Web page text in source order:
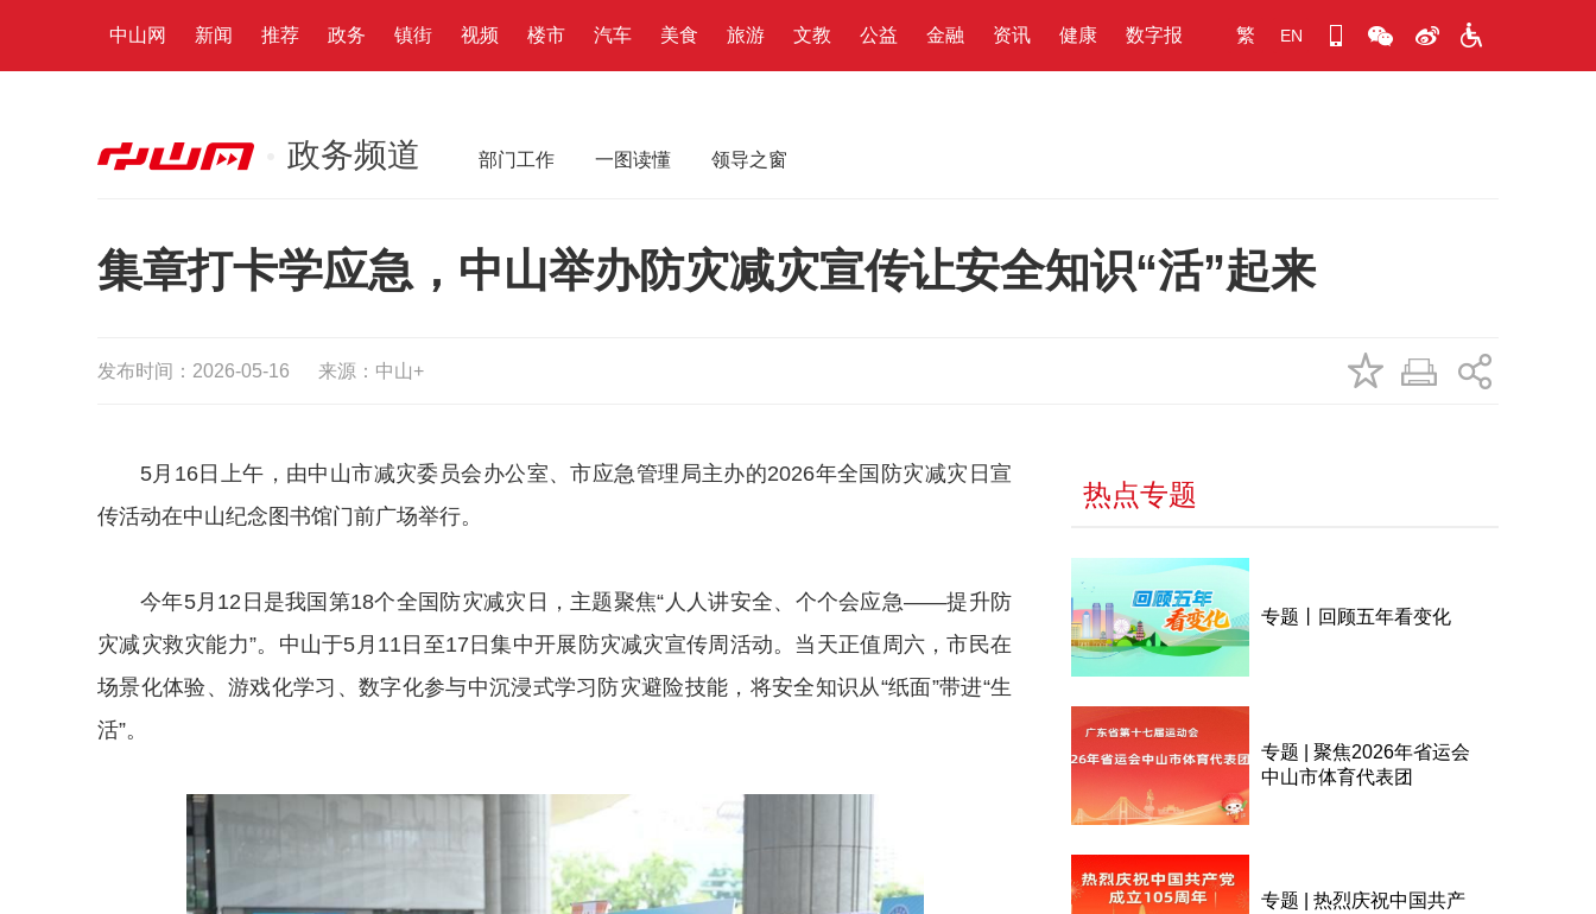
中山网 新闻 推荐 政务 镇街 视频 楼市 汽车 美食 旅游 文教 公益 金融 资讯 健康 数字报 繁 EN
政务频道 部门工作 一图读懂 领导之窗
集章打卡学应急，中山举办防灾减灾宣传让安全知识“活”起来
发布时间：2026-05-16 来源：中山+
5月16日上午，由中山市减灾委员会办公室、市应急管理局主办的2026年全国防灾减灾日宣
传活动在中山纪念 图书馆门前广场举行。
今年5月12日是我国第18个全国防灾减灾日，主题聚焦“人人讲安全、个个会应急——提升防
灾减灾救灾能力”。中山于5月11日至17日集中开展防灾减灾宣传周活动。当天正值周六，市民在
场景化体验、游戏化学习、数字化参与中沉浸式学习防灾避险技能，将安全知识从“纸面”带进“生
活”。
热点专题
专题丨回顾五年看变化
专题 | 聚焦2026年省运会
中山市体育代表团
专题 | 热烈庆祝中国共产